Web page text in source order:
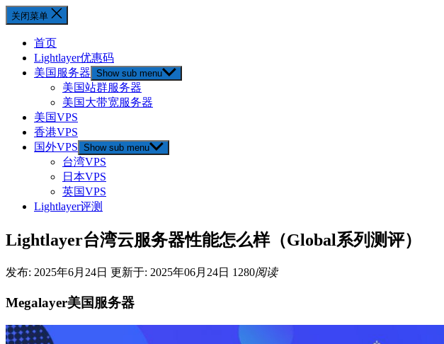
关闭菜单
首页
Lightlayer优惠码
美国服务器 Show sub menu
美国站群服务器
美国大带宽服务器
美国VPS
香港VPS
国外VPS Show sub menu
台湾VPS
日本VPS
英国VPS
Lightlayer评测
Lightlayer台湾云服务器性能怎么样（Global系列测评）
发布: 2025年6月24日 更新于: 2025年06月24日 1280阅读
Megalayer美国服务器